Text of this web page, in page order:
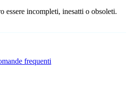
incompleti, inesatti o obsoleti.
frequenti